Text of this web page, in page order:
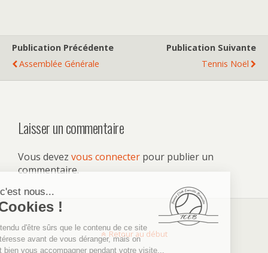
Publication Précédente
Assemblée Générale
Publication Suivante
Tennis Noël
Laisser un commentaire
Vous devez vous connecter pour publier un
commentaire.
Retour au début